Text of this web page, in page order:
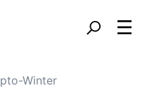
Winter